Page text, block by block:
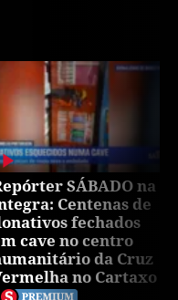
SÁBADO na
Centenas de
fechados
cave no centro
da Cruz
no Cartaxo